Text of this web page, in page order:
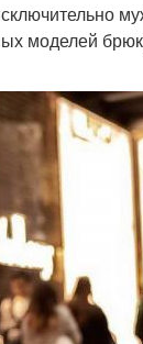
моделей